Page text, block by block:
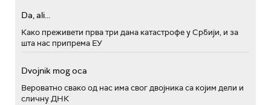
Da, ali...
Како преживети прва три дана катастрофе у Србији, и за
шта нас припрема ЕУ
Dvojnik mog oca
Вероватно свако од нас има свог двојника са којим дели и
сличну ДНК